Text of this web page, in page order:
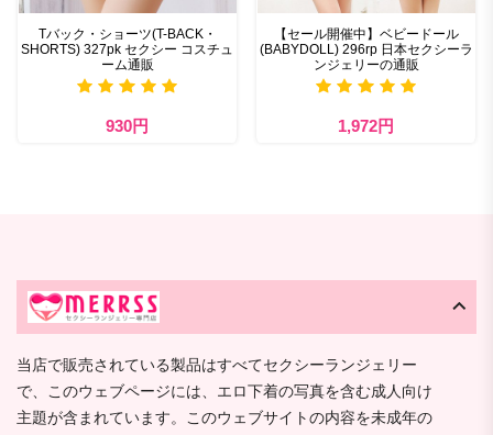
Tバック・ショーツ(T-BACK・
SHORTS) 327pk セクシー コスチュ
ーム通販
930円
【セール開催中】ベビードール
(BABYDOLL) 296rp 日本セクシーラ
ンジェリーの通販
1,972円
当店で販売されている製品はすべてセクシーランジェリー
で、このウェブページには、エロ下着の写真を含む成人向け
主題が含まれています。このウェブサイトの内容を未成年の